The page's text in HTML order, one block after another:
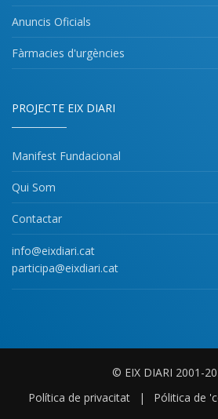
Anuncis Oficials
Fàrmacies d'urgències
PROJECTE EIX DIARI
Manifest Fundacional
Qui Som
Contactar
info@eixdiari.cat
participa@eixdiari.cat
© EIX DIARI 2001-
Política de privacitat
| Pólitica de